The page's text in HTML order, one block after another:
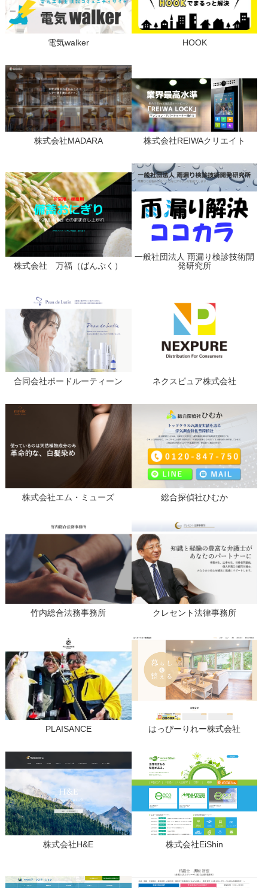
電気walker HOOK
株式会社MADARA 株式会社REIWAクリエイト
株式会社 万福（ばんぷく）
一般社団法人 雨漏り検診技術開
発研究所
合同会社ポードルーティーン ネクスピュア株式会社
株式会社エム・ミューズ 総合探偵社ひむか
竹内総合法務事務所 クレセント法律事務所
PLAISANCE はっぴーりれー株式会社
株式会社H&E 株式会社EiShin